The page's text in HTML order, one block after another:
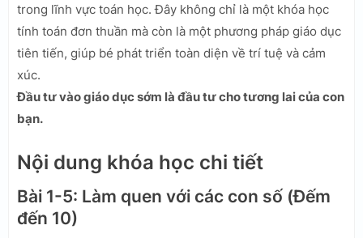
trong lĩnh vực toán học. Đây không chỉ là một khóa học
tính toán đơn thuần mà còn là một phương pháp giáo dục
tiên tiến, giúp bé phát triển toàn diện về trí tuệ và cảm
xúc.
Đầu tư vào giáo dục sớm là đầu tư cho tương lai của con
bạn.
Nội dung khóa học chi tiết
Bài 1-5: Làm quen với các con số (Đếm
đến 10)